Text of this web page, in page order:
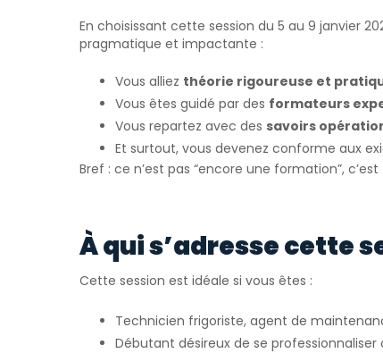
En choisissant cette session du 5 au 9 janvier
pragmatique et impactante :
Vous alliez théorie rigoureuse et
Vous êtes guidé par des formateurs
Vous repartez avec des savoirs
Et surtout, vous devenez conforme aux
Bref : ce n’est pas “encore une formation”, c’est
À qui s’adresse cette
Cette session est idéale si vous êtes :
Technicien frigoriste, agent de
Débutant désireux de se